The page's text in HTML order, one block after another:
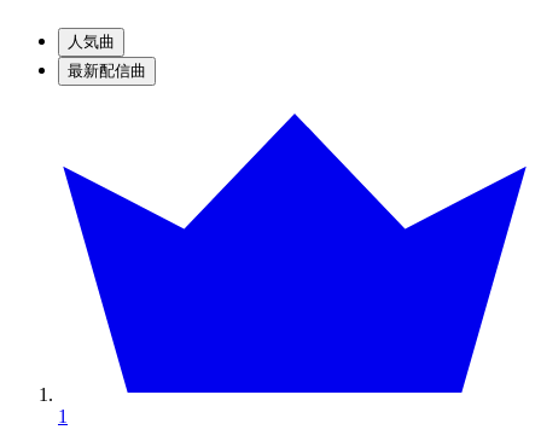
人気曲
最新配信曲
1